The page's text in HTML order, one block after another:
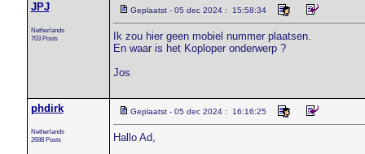
JPJ
Netherlands
703 Posts
Geplaatst - 05 dec 2024 : 15:58:34
Ik zou hier geen mobiel nummer plaatsen.
En waar is het Koploper onderwerp ?
Jos
phdirk
Netherlands
2688 Posts
Geplaatst - 05 dec 2024 : 16:16:25
Hallo Ad,